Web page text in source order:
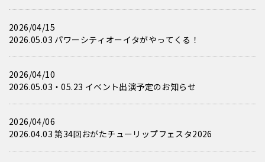
2026/04/15
2026.05.03 パワーシティオーイタがやってくる！
2026/04/10
2026.05.03・05.23 イベント出演予定のお知らせ
2026/04/06
2026.04.03 第34回おがたチューリップフェスタ2026